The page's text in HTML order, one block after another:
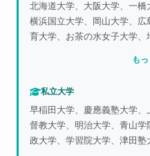
北海道大学、大阪大学、一橋
横浜国立大学、岡山大学、
育大学、お茶の水女子大学
崎大学、鹿児島大学、会津
立芸術大学、岐阜県立看護大
大学、下関市立大学、北九州
も
私立大学
早稲田大学、慶應義塾大学
督教大学、明治大学、青山
政大学、学習院大学、津田